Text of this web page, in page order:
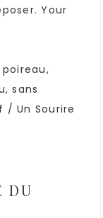
Your
DU